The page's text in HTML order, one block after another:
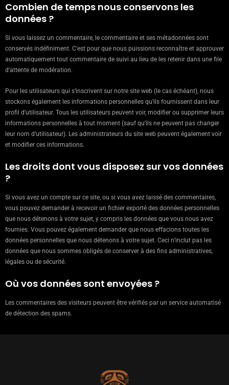
Combien de temps nous conservons les
données ?
Si vous laissez un commentaire, le commentaire et ses métadonnées sont
conservés indéfiniment. C’est pour que nous puissions reconnaître et approuver
automatiquement tout commentaire de suivi au lieu de les retenir dans une file
d’attente de modération.
Pour les utilisateurs qui s’inscrivent sur notre site web (le cas échéant), nous
stockons également les informations personnelles qu’ils fournissent dans leur
profil d’utilisateur. Tous les utilisateurs peuvent voir, modifier ou supprimer leurs
informations personnelles à tout moment (sauf qu’ils ne peuvent pas changer
leur nom d’utilisateur). Les administrateurs du site web peuvent également voir
et modifier ces informations.
Les droits dont vous disposez sur vos données
?
Si vous avez un compte sur ce site, ou si vous avez laissé des commentaires,
vous pouvez demander à recevoir un fichier exporté des données personnelles
que nous détenons à votre sujet, y compris les données que vous nous avez
fournies. Vous pouvez également demander que nous effacions toutes les
données personnelles que nous détenons à votre sujet. Ceci n’inclut pas les
données que nous sommes obligés de conserver à des fins administratives,
légales ou de sécurité.
Où vos données sont envoyées ?
Les commentaires des visiteurs peuvent être vérifiés par un service automatisé
de détection des spams.